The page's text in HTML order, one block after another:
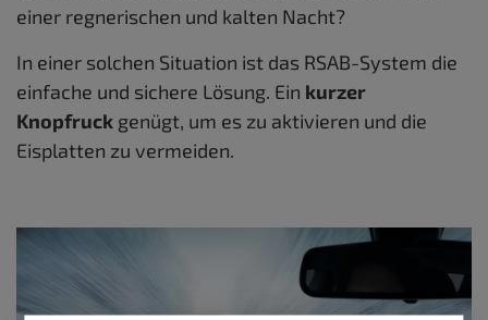
einer regnerischen und kalten Nacht?
In einer solchen Situation ist das RSAB-System die
einfache und sichere Lösung. Ein kurzer
Knopfruck genügt, um es zu aktivieren und die
Eisplatten zu vermeiden.